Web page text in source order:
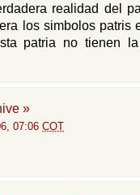
realidad del
los simbolos patris
patria no tienen
»
07:06 COT